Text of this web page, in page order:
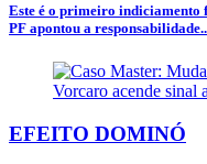
Este é o primeiro indiciamento
PF apontou a
EFEITO DOMINÓ